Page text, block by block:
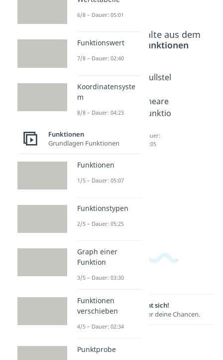
Beliebte Inhalte aus dem
Bereich
Funktionen
+ b
Dauer:
n
n
Nullstel
lineare
Funktio
Dauer:
04:05
Lernen lohnt sich!
Entdecke hier deine Chancen.
6/8 – Dauer: 05:01
Funktionswert
7/8 – Dauer: 02:40
Koordinatensyste
m
8/8 – Dauer: 04:23
Funktionen
Grundlagen Funktionen
Funktionen
1/5 – Dauer: 05:07
Funktionstypen
2/5 – Dauer: 05:25
Graph einer
Funktion
3/5 – Dauer: 03:30
Funktionen
verschieben
4/5 – Dauer: 02:34
Punktprobe